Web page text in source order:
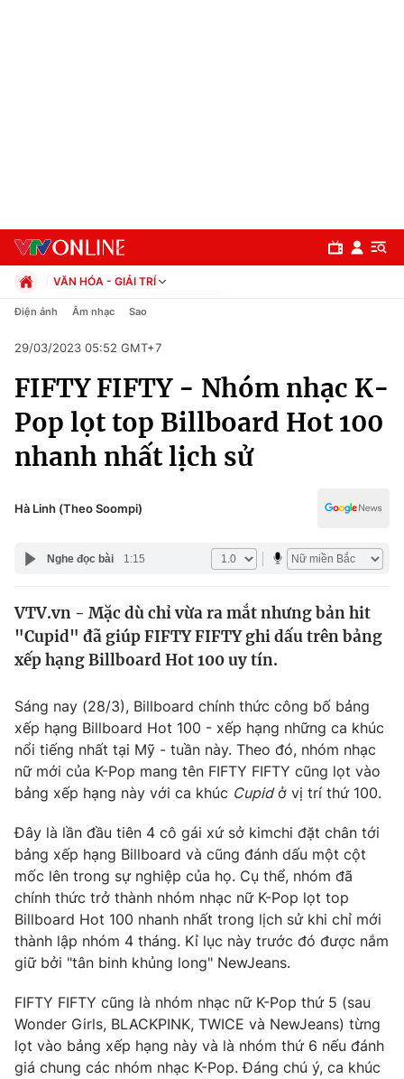
Chuyên mục
Chính trị
Xã hội
Pháp luật
Y tế
Thế giới
Tin tức
Câu chuyện quốc tế
Kinh tế
Tài chính
Thị trường
Góc doanh nghiệp
Dữ liệu và đời sống
Truyền hình
Hậu trường
Nhân vật
Khán giả
Giải sao mai
Giải trí
Điện ảnh
Âm nhạc
Sao
Đời sống
Du lịch
Làm đẹp
Giáo dục
Tuyển sinh
Học trực tuyến
Hitech Công nghệ tương lai
Sản phẩm
Giao lưu trực tuyến
VĂN HÓA - GIẢI TRÍ
Chính trị
Pháp luật
Kinh tế
Thể thao
Truyền hình
Văn hóa - Giải trí
Công nghệ
Điện ảnh Âm nhạc Sao
29/03/2023 05:52 GMT+7
FIFTY FIFTY - Nhóm nhạc K-
Pop lọt top Billboard Hot 100
nhanh nhất lịch sử
Hà Linh (Theo Soompi)
Nghe đọc bài 1:15
VTV.vn - Mặc dù chỉ vừa ra mắt nhưng bản hit
"Cupid" đã giúp FIFTY FIFTY ghi dấu trên bảng
xếp hạng Billboard Hot 100 uy tín.
Sáng nay (28/3), Billboard chính thức công bố bảng
xếp hạng Billboard Hot 100 - xếp hạng những ca khúc
nổi tiếng nhất tại Mỹ - tuần này. Theo đó, nhóm nhạc
nữ mới của K-Pop mang tên FIFTY FIFTY cũng lọt vào
bảng xếp hạng này với ca khúc Cupidở vị trí thứ 100.
Đây là lần đầu tiên 4 cô gái xứ sở kimchi đặt chân tới
bảng xếp hạng Billboard và cũng đánh dấu một cột
mốc lên trong sự nghiệp của họ. Cụ thể, nhóm đã
chính thức trở thành nhóm nhạc nữ K-Pop lọt top
Billboard Hot 100 nhanh nhất trong lịch sử khi chỉ mới
thành lập nhóm 4 tháng. Kỉ lục này trước đó được nắm
giữ bởi "tân binh khủng long" NewJeans.
FIFTY FIFTY cũng là nhóm nhạc nữ K-Pop thứ 5 (sau
Wonder Girls, BLACKPINK, TWICE và NewJeans) từng
lọt vào bảng xếp hạng này và là nhóm thứ 6 nếu đánh
giá chung các nhóm nhạc K-Pop. Đáng chú ý, ca khúc